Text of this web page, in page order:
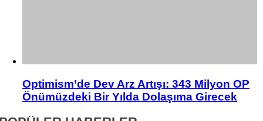
Optimism’de Dev Arz Artışı: 343 Milyon OP
Önümüzdeki Bir Yılda Dolaşıma Girecek